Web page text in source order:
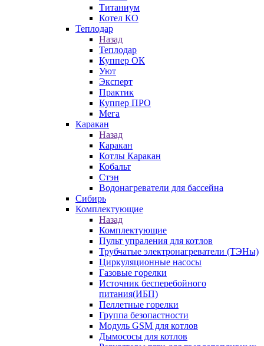
Титаниум
Котел КО
Теплодар
Назад
Теплодар
Куппер ОК
Уют
Эксперт
Практик
Куппер ПРО
Мега
Каракан
Назад
Каракан
Котлы Каракан
Кобальт
Стэн
Водонагреватели для бассейна
Сибирь
Комплектующие
Назад
Комплектующие
Пульт упраления для котлов
Трубчатые электронагреватели (ТЭНы)
Циркуляционные насосы
Газовые горелки
Источник бесперебойного
питания(ИБП)
Пеллетные горелки
Группа безопастности
Модуль GSM для котлов
Дымососы для котлов